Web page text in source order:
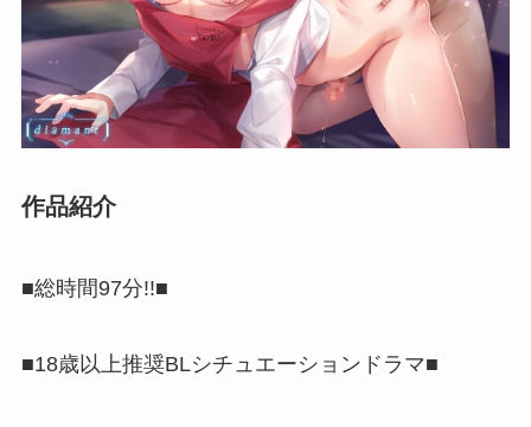
作品紹介
■総時間97分!!■
■18歳以上推奨BLシチュエーションドラマ■